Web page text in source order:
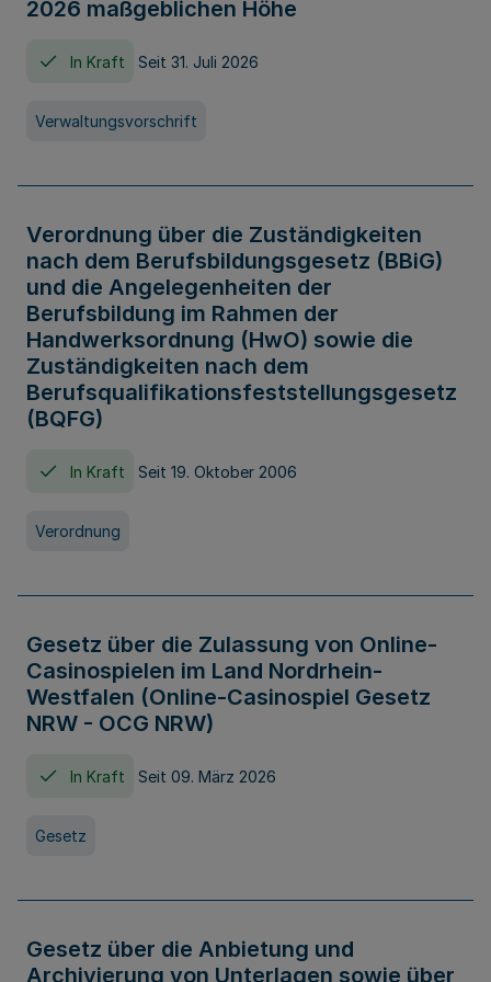
2026 maßgeblichen Höhe
In Kraft Seit 31. Juli 2026
Verwaltungsvorschrift
Verordnung über die Zuständigkeiten
nach dem Berufsbildungsgesetz (BBiG)
und die Angelegenheiten der
Berufsbildung im Rahmen der
Handwerksordnung (HwO) sowie die
Zuständigkeiten nach dem
Berufsqualifikationsfeststellungsgesetz
(BQFG)
In Kraft Seit 19. Oktober 2006
Verordnung
Gesetz über die Zulassung von Online-
Casinospielen im Land Nordrhein-
Westfalen (Online-Casinospiel Gesetz
NRW - OCG NRW)
In Kraft Seit 09. März 2026
Gesetz
Gesetz über die Anbietung und
Archivierung von Unterlagen sowie über